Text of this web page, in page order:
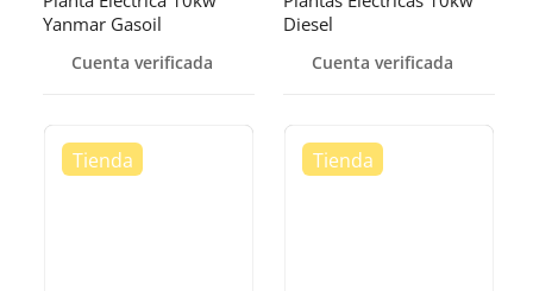
Yanmar Gasoil
Cuenta verificada
Diesel
Cuenta verificada